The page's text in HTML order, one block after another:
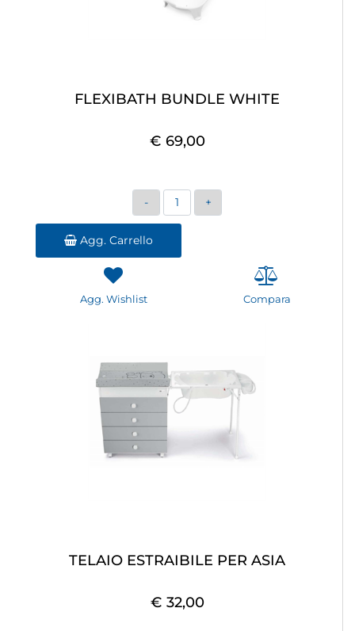
FLEXIBATH BUNDLE WHITE
€ 69,00
Quantità
Agg. Carrello
Agg. Wishlist Compara
TELAIO ESTRAIBILE PER ASIA
€ 32,00